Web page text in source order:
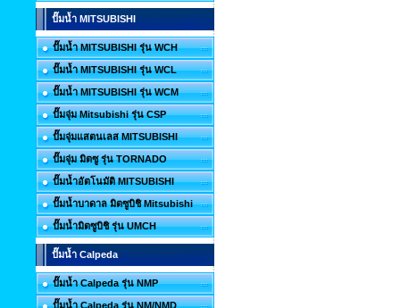
ปั๊มน้ำ MITSUBISHI
ปั๊มน้ำ MITSUBISHI รุ่น WCH
ปั๊มน้ำ MITSUBISHI รุ่น WCL
ปั๊มน้ำ MITSUBISHI รุ่น WCM
ปั๊มจุ่ม Mitsubishi รุ่น CSP
ปั๊มจุ่มแสตนเลส MITSUBISHI
ปั๊มจุ่ม มิตซู รุ่น TORNADO
ปั๊มน้ำอัตโนมัติ MITSUBISHI
ปั๊มน้ำบาดาล มิตซูบิชิ Mitsubishi
ปั๊มน้ำมิตซูบิชิ รุ่น UMCH
ปั๊มน้ำ Calpeda
ปั๊มน้ำ Calpeda รุ่น NMP
ปั๊มน้ำ Calpeda รุ่น NM/NMD